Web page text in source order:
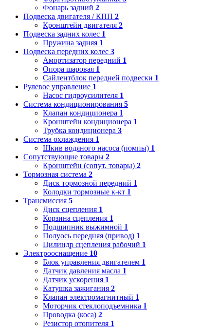
Фонарь задний 2
Подвеска двигателя / КПП 2
Кронштейн двигателя 2
Подвеска задних колес 1
Пружина задняя 1
Подвеска передних колес 3
Амортизатор передний 1
Опора шаровая 1
Сайлентблок передней подвески 1
Рулевое управление 1
Насос гидроусилителя 1
Система кондиционирования 5
Клапан кондиционера 1
Кронштейн кондиционера 1
Трубка кондиционера 3
Система охлаждения 1
Шкив водяного насоса (помпы) 1
Сопутствующие товары 2
Кронштейн (сопут. товары) 2
Тормозная система 2
Диск тормозной передний 1
Колодки тормозные к-кт 1
Трансмиссия 5
Диск сцепления 1
Корзина сцепления 1
Подшипник выжимной 1
Полуось передняя (привод) 1
Цилиндр сцепления рабочий 1
Электрооснащение 10
Блок управления двигателем 1
Датчик давления масла 1
Датчик ускорения 1
Катушка зажигания 2
Клапан электромагнитный 1
Моторчик стеклоподъемника 1
Проводка (коса) 2
Резистор отопителя 1